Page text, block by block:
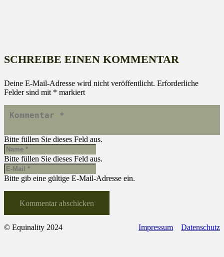
SCHREIBE EINEN KOMMENTAR
Deine E-Mail-Adresse wird nicht veröffentlicht. Erforderliche
Felder sind mit * markiert
Bitte füllen Sie dieses Feld aus.
Bitte füllen Sie dieses Feld aus.
Bitte gib eine gültige E-Mail-Adresse ein.
Kommentar abschicken
© Equinality 2024 Impressum Datenschutz